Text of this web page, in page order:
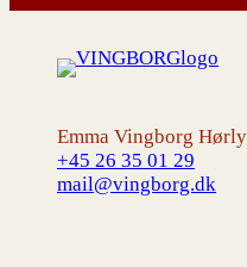
Emma Vingborg
+45 26 35 01 29
mail@vingborg.dk